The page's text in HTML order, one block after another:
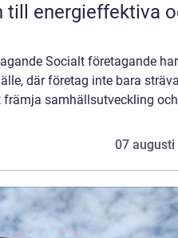
Socialt företagande har
där företag inte bara
samhällsutveckling
07 augusti